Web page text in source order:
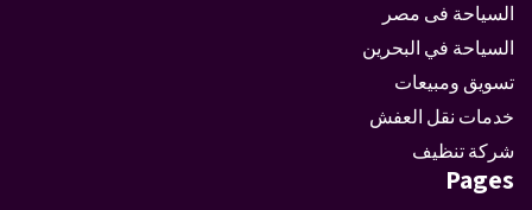
السياحة فى مصر
السياحة في البحرين
تسويق ومبيعات
خدمات نقل العفش
شركة تنظيف
Pages